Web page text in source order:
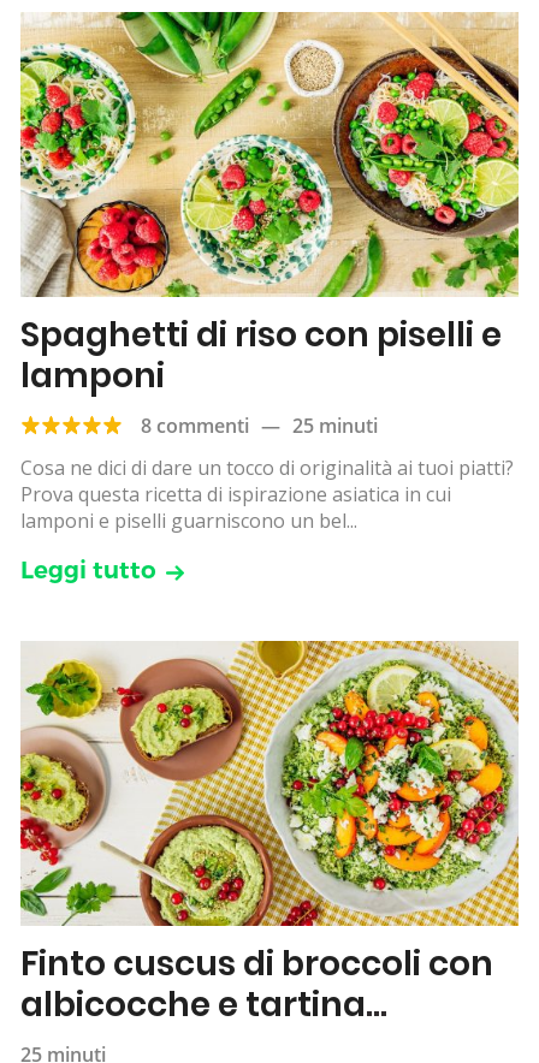
Spaghetti di riso con piselli e
lamponi
8 commenti — 25 minuti
Cosa ne dici di dare un tocco di originalità ai tuoi piatti?
Prova questa ricetta di ispirazione asiatica in cui
lamponi e piselli guarniscono un bel...
Leggi tutto
Finto cuscus di broccoli con
albicocche e tartina
all’hummus
25 minuti